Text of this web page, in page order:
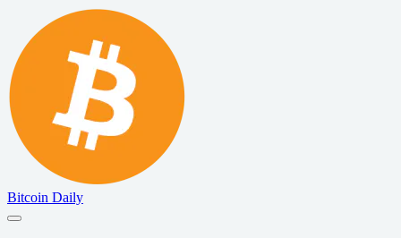
Bitcoin Daily